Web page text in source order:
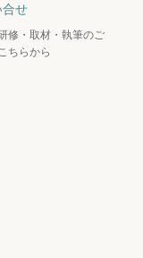
合せ
修・取材・執筆のご
ちらから